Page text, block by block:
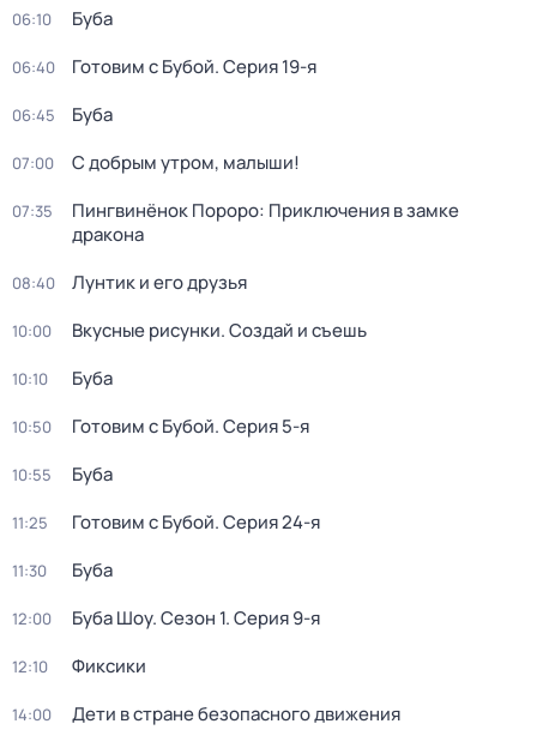
06:10 Буба
06:40 Готовим с Бубой. Серия 19-я
06:45 Буба
07:00 С добрым утром, малыши!
07:35
Пингвинёнок Пороро: Приключения в замке
дракона
08:40 Лунтик и его друзья
10:00 Вкусные рисунки. Создай и съешь
10:10 Буба
10:50 Готовим с Бубой. Серия 5-я
10:55 Буба
11:25 Готовим с Бубой. Серия 24-я
11:30 Буба
12:00 Буба Шоу. Сезон 1. Серия 9-я
12:10 Фиксики
14:00 Дети в стране безопасного движения